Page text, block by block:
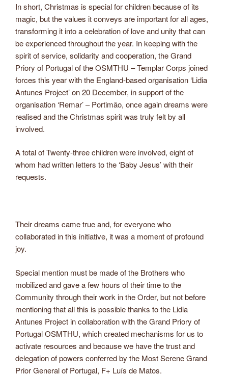
In short, Christmas is special for children because of its
magic, but the values it conveys are important for all ages,
transforming it into a celebration of love and unity that can
be experienced throughout the year. In keeping with the
spirit of service, solidarity and cooperation, the Grand
Priory of Portugal of the OSMTHU – Templar Corps joined
forces this year with the England-based organisation ‘Lidia
Antunes Project’ on 20 December, in support of the
organisation ‘Remar’ – Portimão, once again dreams were
realised and the Christmas spirit was truly felt by all
involved.
A total of Twenty-three children were involved, eight of
whom had written letters to the ‘Baby Jesus’ with their
requests.
Their dreams came true and, for everyone who
collaborated in this initiative, it was a moment of profound
joy.
Special mention must be made of the Brothers who
mobilized and gave a few hours of their time to the
Community through their work in the Order, but not before
mentioning that all this is possible thanks to the Lidia
Antunes Project in collaboration with the Grand Priory of
Portugal OSMTHU, which created mechanisms for us to
activate resources and because we have the trust and
delegation of powers conferred by the Most Serene Grand
Prior General of Portugal, F+ Luís de Matos.